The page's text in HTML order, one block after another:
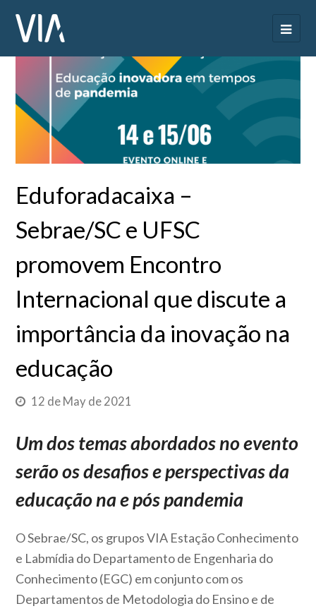
Eduforadacaixa –
Sebrae/SC e UFSC
promovem Encontro
Internacional que discute a
importância da inovação na
educação
12 de May de 2021
Um dos temas abordados no evento
serão os desafios e perspectivas da
educação na e pós pandemia
O Sebrae/SC, os grupos VIA Estação Conhecimento
e Labmídia do Departamento de Engenharia do
Conhecimento (EGC) em conjunto com os
Departamentos de Metodologia do Ensino e de